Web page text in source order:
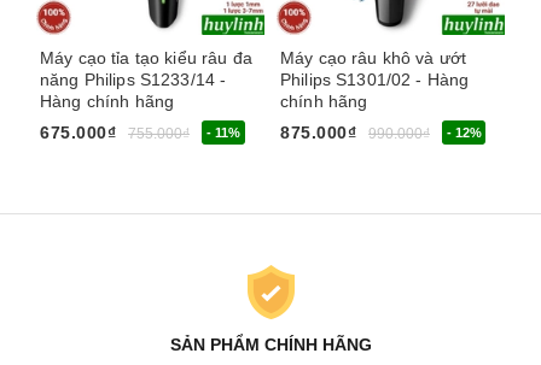
Máy cạo tỉa tạo kiểu râu đa
năng Philips S1233/14 -
Hàng chính hãng
675.000₫
755.000₫ - 11%
Máy cạo râu khô và ướt
Philips S1301/02 - Hàng
chính hãng
875.000₫
990.000₫ - 12%
SẢN PHẨM CHÍNH HÃNG